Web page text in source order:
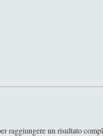
raggiungere un risultato